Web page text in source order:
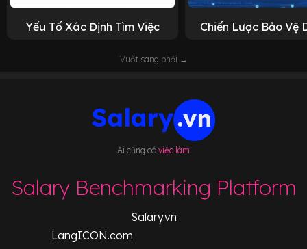
Yếu Tố Xác Định Tìm Việc Chiến Lược Bảo Vệ
Vuốt sang phải →
Ai cũng có việc làm
Salary Benchmarking Platform
Salary.vn
LangICON.com